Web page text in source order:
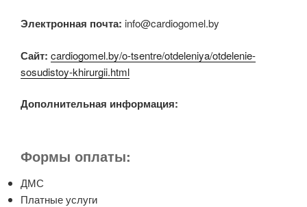
Электронная почта: info@cardiogomel.by
Сайт: cardiogomel.by/o-tsentre/otdeleniya/otdelenie-
sosudistoy-khirurgii.html
Дополнительная информация:
Формы оплаты:
ДМС
Платные услуги